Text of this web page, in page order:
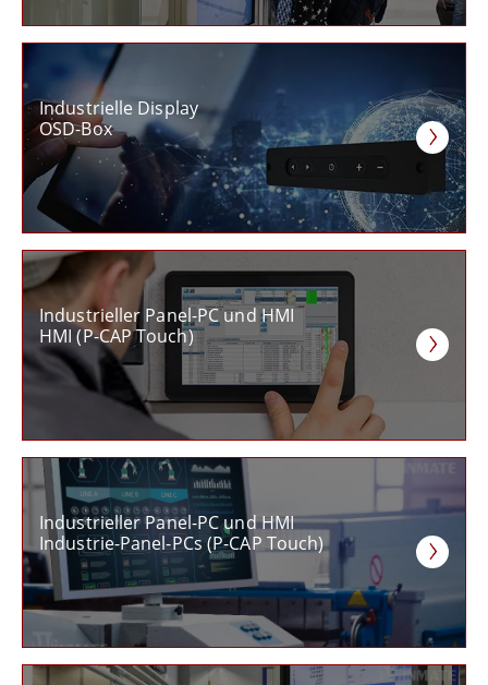
Industrielle Display
OSD-Box
Industrieller Panel-PC und HMI
HMI (P-CAP Touch)
Industrieller Panel-PC und HMI
Industrie-Panel-PCs (P-CAP Touch)